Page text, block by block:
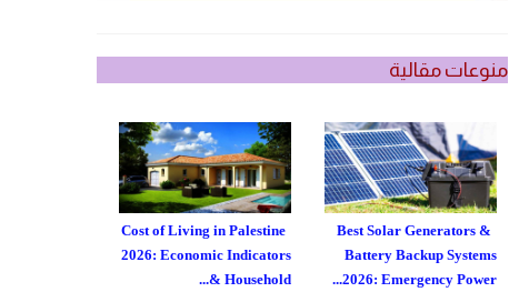
منوعات مقالية
Cost of Living in Palestine
2026: Economic Indicators
& Household...
Best Solar Generators &
Battery Backup Systems
2026: Emergency Power...